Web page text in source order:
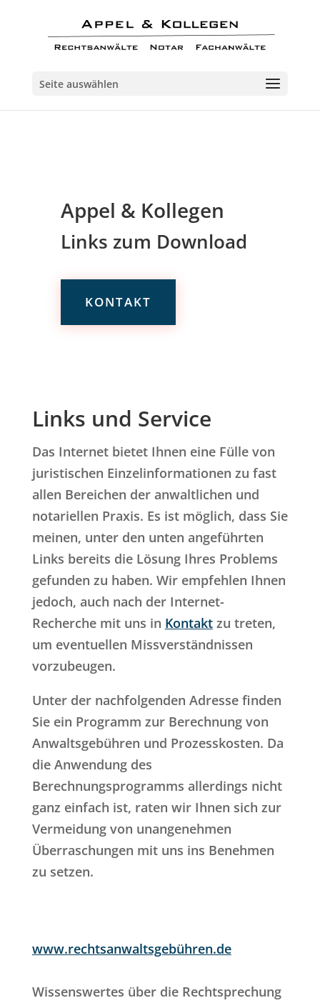
Seite auswählen
Appel & Kollegen
Links zum Download
KONTAKT
Links und Service
Das Internet bietet Ihnen eine Fülle von
juristischen Einzelinformationen zu fast
allen Bereichen der anwaltlichen und
notariellen Praxis. Es ist möglich, dass Sie
meinen, unter den unten angeführten
Links bereits die Lösung Ihres Problems
gefunden zu haben. Wir empfehlen Ihnen
jedoch, auch nach der Internet-
Recherche mit uns in Kontaktzu treten,
um eventuellen Missverständnissen
vorzubeugen.
Unter der nachfolgenden Adresse finden
Sie ein Programm zur Berechnung von
Anwaltsgebühren und Prozesskosten. Da
die Anwendung des
Berechnungsprogramms allerdings nicht
ganz einfach ist, raten wir Ihnen sich zur
Vermeidung von unangenehmen
Überraschungen mit uns ins Benehmen
zu setzen.
www.rechtsanwaltsgebühren.de
Wissenswertes über die Rechtsprechung